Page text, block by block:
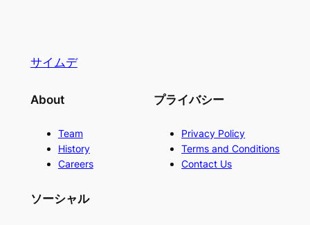
サイムデ
About
Team
History
Careers
プライバシー
Privacy Policy
Terms and Conditions
Contact Us
ソーシャル